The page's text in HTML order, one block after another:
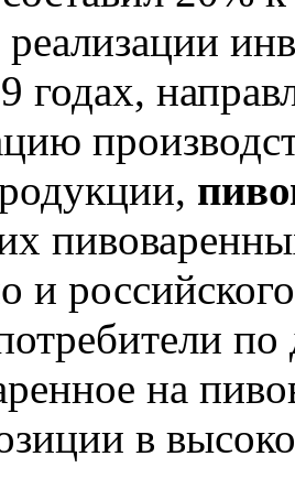
реализации
годах,
и
по
на
в